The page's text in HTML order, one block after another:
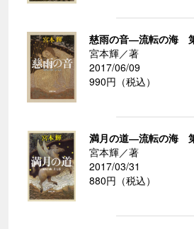
慈雨の音―流転の海
宮本輝／著
2017/06/09
990円（税込）
満月の道―流転の海
宮本輝／著
2017/03/31
880円（税込）